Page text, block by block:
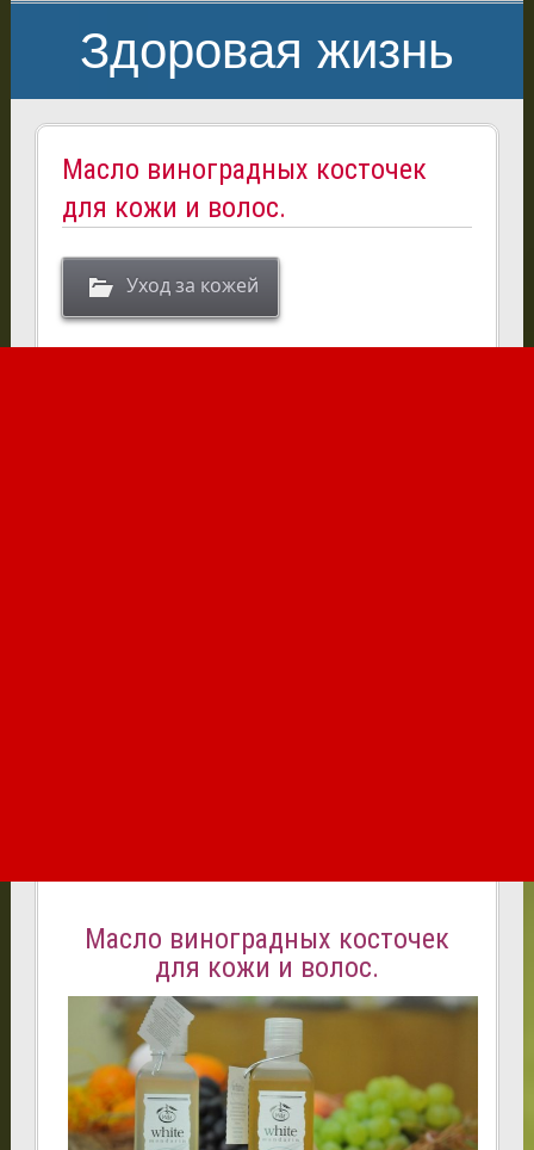
Здоровая жизнь
Масло виноградных косточек
для кожи и волос.
Уход за кожей
Масло виноградных косточек
для кожи и волос.